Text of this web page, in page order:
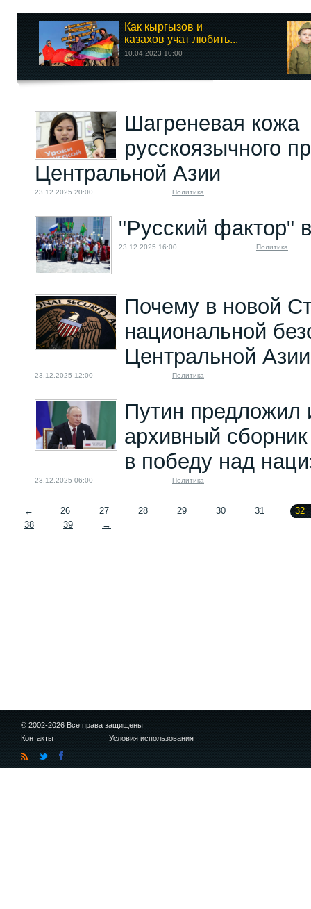
Как кыргызов и
казахов учат любить...
10.04.2023 10:00
Шагреневая кожа
русскоязычного
Центральной Азии
23.12.2025 20:00 Политика
"Русский фактор"
23.12.2025 16:00 Политика
Почему в новой
национальной
Центральной
23.12.2025 12:00 Политика
Путин предложил
архивный
в победу над
23.12.2025 06:00 Политика
← 26 27 28 29 30 31
32
38
39 →
© 2002-2026 Все права защищены
Контакты
Условия использования